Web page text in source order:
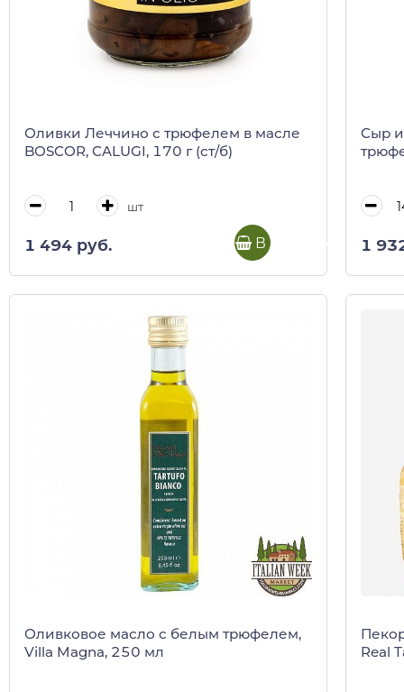
Оливки Леччино с трюфелем в масле
BOSCOR, CALUGI, 170 г (ст/б)
шт
1 494 руб. В корзину
Сыр
1
Оливковое масло с белым трюфелем,
Villa Magna, 250 мл
Real